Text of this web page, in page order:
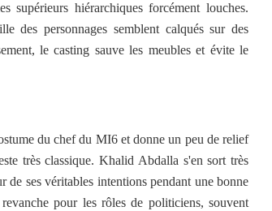
supérieurs hiérarchiques forcément louches.
des personnages semblent calqués sur des
le casting sauve les meubles et évite le
du chef du MI6 et donne un peu de relief
très classique. Khalid Abdalla s'en sort très
ses véritables intentions pendant une bonne
pour les rôles de politiciens, souvent